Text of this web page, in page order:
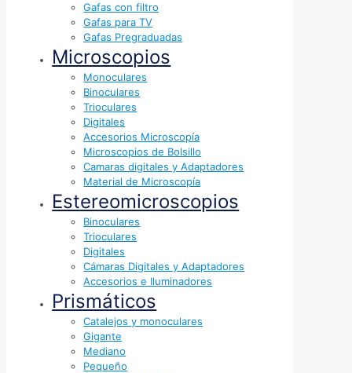
Gafas con filtro
Gafas para TV
Gafas Pregraduadas
Microscopios
Monoculares
Binoculares
Trioculares
Digitales
Accesorios Microscopía
Microscopios de Bolsillo
Camaras digitales y Adaptadores
Material de Microscopía
Estereomicroscopios
Binoculares
Trioculares
Digitales
Cámaras Digitales y Adaptadores
Accesorios e Iluminadores
Prismáticos
Catalejos y monoculares
Gigante
Mediano
Pequeño